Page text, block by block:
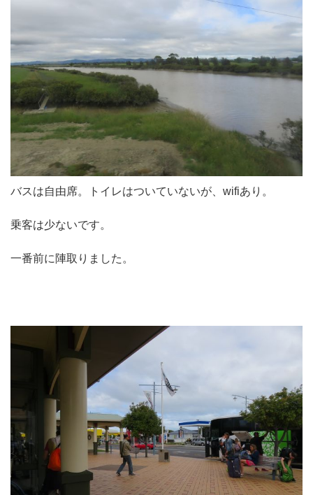
バスは自由席。トイレはついていないが、wifiあり。
乗客は少ないです。
一番前に陣取りました。